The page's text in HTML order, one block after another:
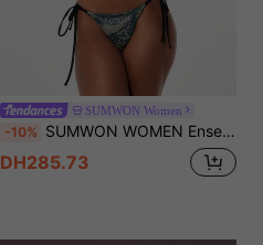
SUMWON Women
-10% SUMWON WOMEN Ensemble de bikini triangle avec décorations de strass imprimé camouflage et bas à nouer pour les vacances à la plage, l'été et la piscine
DH285.73